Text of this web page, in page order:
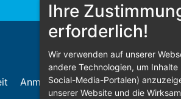
Anmelden
Ihre
erforderlich!
Wir verwenden auf unserer
andere Technologien, um
Social-Media-Portalen)
unserer Website und die